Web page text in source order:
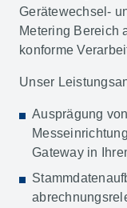
Gerätewechsel-
Metering Bereich
konforme
Unser
Ausprägung
Gateway in